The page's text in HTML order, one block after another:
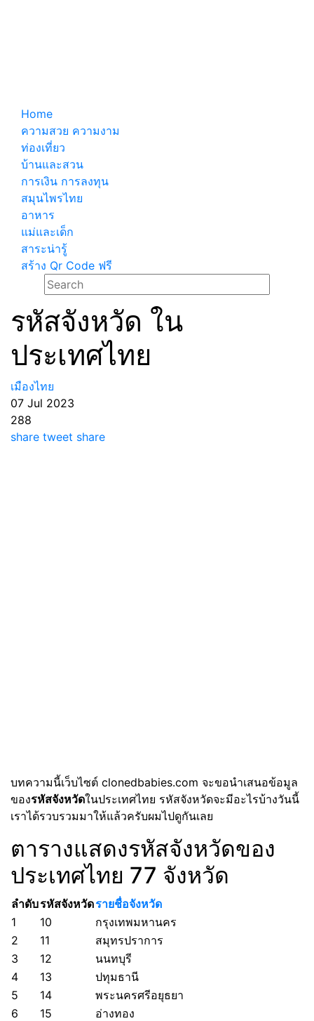
Home
ความสวย ความงาม
ท่องเที่ยว
บ้านและสวน
การเงิน การลงทุน
สมุนไพรไทย
อาหาร
แม่และเด็ก
สาระน่ารู้
สร้าง Qr Code ฟรี
รหัสจังหวัด ใน
ประเทศไทย
เมืองไทย
07 Jul 2023
288
share tweet share
บทความนี้เว็บไซต์ clonedbabies.com จะขอนำเสนอข้อมูล
ของรหัสจังหวัดในประเทศไทย รหัสจังหวัดจะมีอะไรบ้างวันนี้
เราได้รวบรวมมาให้แล้วครับผมไปดูกันเลย
ตารางแสดงรหัสจังหวัดของ
ประเทศไทย 77 จังหวัด
ลำดับรหัสจังหวัดรายชื่อจังหวัด
1
10
กรุงเทพมหานคร
2
11
สมุทรปราการ
3
12
นนทบุรี
4
13
ปทุมธานี
5
14
พระนครศรีอยุธยา
6
15
อ่างทอง